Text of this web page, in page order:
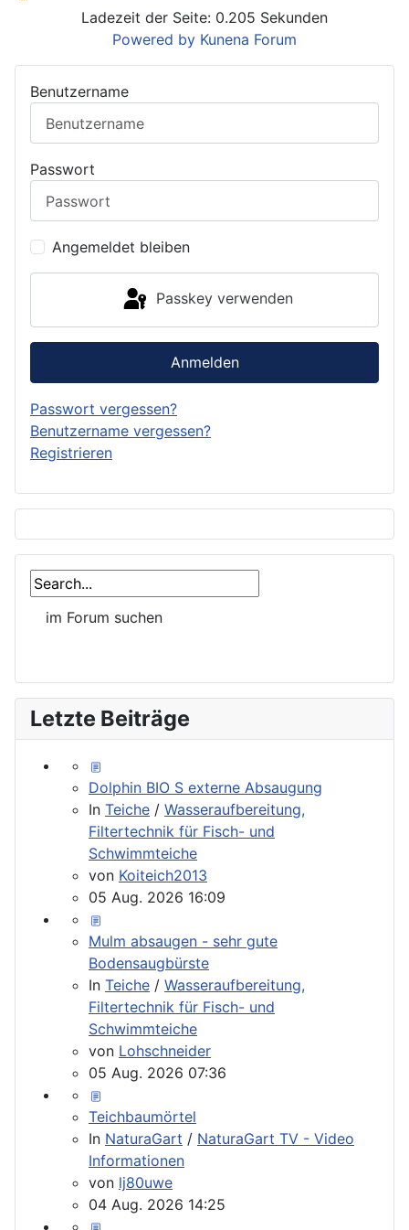
Ladezeit der Seite: 0.205 Sekunden
Powered by Kunena Forum
Benutzername
Passwort
Angemeldet bleiben
Passkey verwenden
Anmelden
Passwort vergessen?
Benutzername vergessen?
Registrieren
Letzte Beiträge
Dolphin BIO S externe Absaugung
In Teiche / Wasseraufbereitung,
Filtertechnik für Fisch- und
Schwimmteiche
von Koiteich2013
05 Aug. 2026 16:09
Mulm absaugen - sehr gute
Bodensaugbürste
In Teiche / Wasseraufbereitung,
Filtertechnik für Fisch- und
Schwimmteiche
von Lohschneider
05 Aug. 2026 07:36
Teichbaumörtel
In NaturaGart / NaturaGart TV - Video
Informationen
von lj80uwe
04 Aug. 2026 14:25